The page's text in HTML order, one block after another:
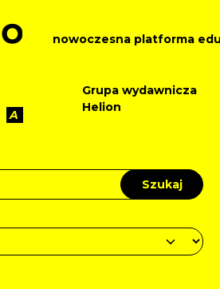
nowoczesna platforma
A
Grupa wydawnicza
Helion
Szukaj